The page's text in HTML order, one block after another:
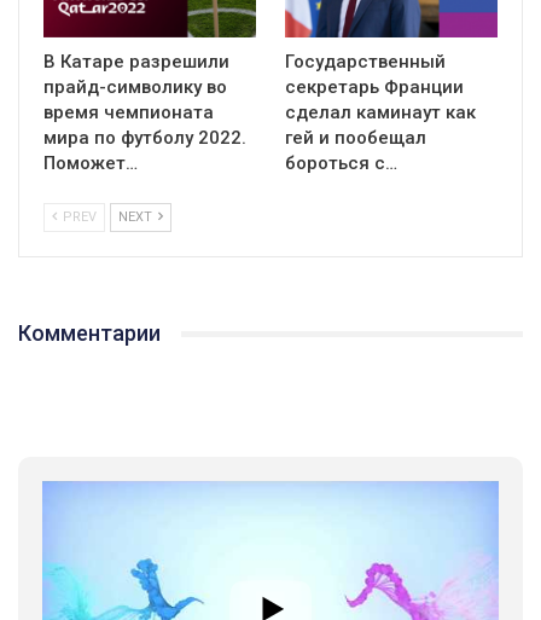
В Катаре разрешили
прайд-символику во
время чемпионата
мира по футболу 2022.
Поможет…
Государственный
секретарь Франции
сделал каминаут как
гей и пообещал
бороться с…
PREV NEXT
Комментарии